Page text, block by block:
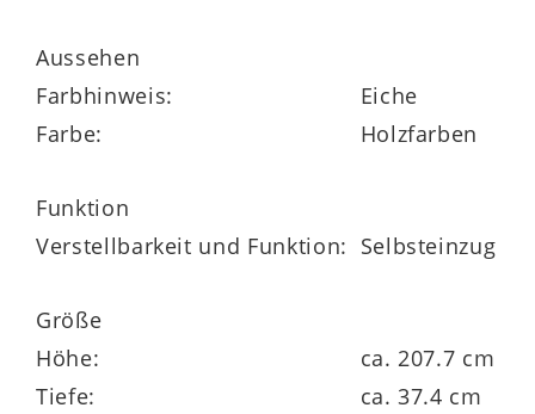
Glastürverbergen sich
Einlegeböden aus Klarglas
, die reichlich
Platz für Bücher, Sammlerstücke oder
Sie Ihre Lieblingsobjekte stilvoll in Szene
und genießen gleichzeitig den praktischen
Glasschranks.
Aussehen
Farbhinweis:
Eiche
Farbe:
Holzfarben
Funktion
Verstellbarkeit und Funktion: Selbsteinzug
Größe
Höhe:
ca. 207.7 cm
Tiefe:
ca. 37.4 cm